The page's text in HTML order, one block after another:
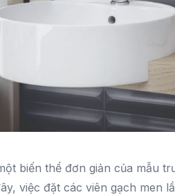
biến thể đơn giản của mẫu
việc đặt các viên gạch men